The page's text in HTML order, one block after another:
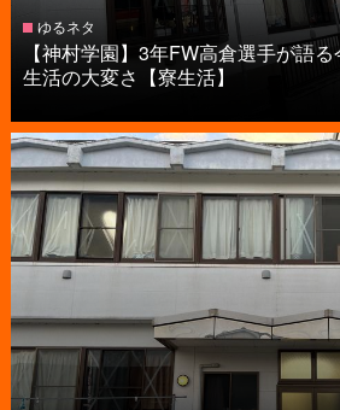
ゆるネタ
【神村学園】3年FW高倉選手が語
生活の大変さ【寮生活】